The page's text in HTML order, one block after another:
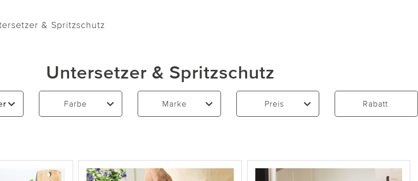
& Spritzschutz
Untersetzer & Spritzschutz
Farbe Marke Preis Rabatt